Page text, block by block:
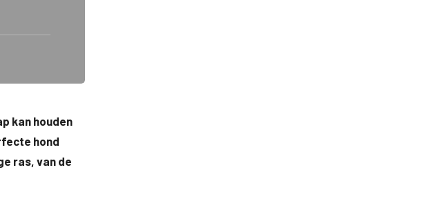
kan houden
hond
ras, van de